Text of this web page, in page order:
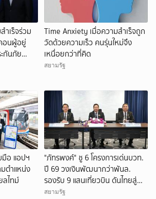
ำเร็จร่วม
อนผู้อยู่
กันภัย
Time Anxiety เมื่อความสำเร็จถูก
วัดด้วยความเร็ว คนรุ่นใหม่จึง
เหนื่อยกว่าที่คิด
สยามรัฐ
มือ แอปฯ
ตำแหน่ง
ลไทม์
"ภัทรพงศ์" ชู 6 โครงการเด่นบวท.
ปี 69 วงเงินพัฒนากว่าพันล.
รองรับ 9 แสนเที่ยวบิน ดันไทยสู่
World-Class Aviation Hub
สยามรัฐ